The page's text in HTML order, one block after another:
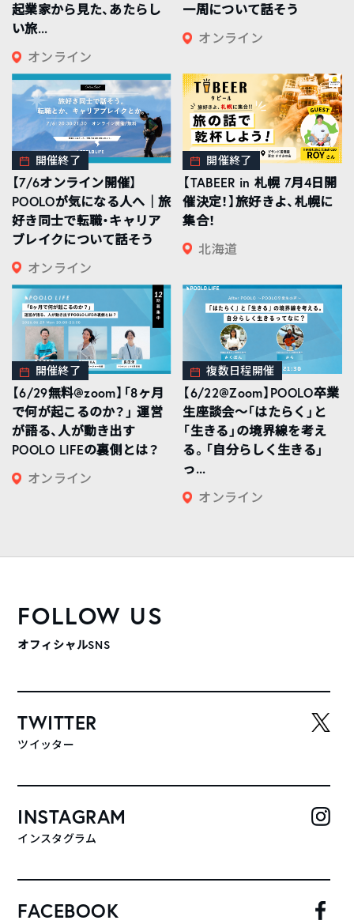
起業家から見た、あたらし
い旅...
オンライン
一周について話そう
オンライン
開催終了
【7/6オンライン開催】
POOLOが気になる人へ｜旅
好き同士で転職・キャリア
ブレイクについて話そう
オンライン
開催終了
【TABEER in 札幌 7月4日開
催決定！】旅好きよ、札幌に
集合！
北海道
開催終了
【6/29無料@zoom】「8ヶ月
で何が起こるのか？」 運営
が語る、人が動き出す
POOLO LIFEの裏側とは？
オンライン
複数日程開催
【6/22@Zoom】POOLO卒業
生座談会〜「はたらく」と
「生きる」の境界線を考え
る。「自分らしく生きる」
っ...
オンライン
FOLLOW US
オフィシャルSNS
TWITTER
ツイッター
INSTAGRAM
インスタグラム
FACEBOOK